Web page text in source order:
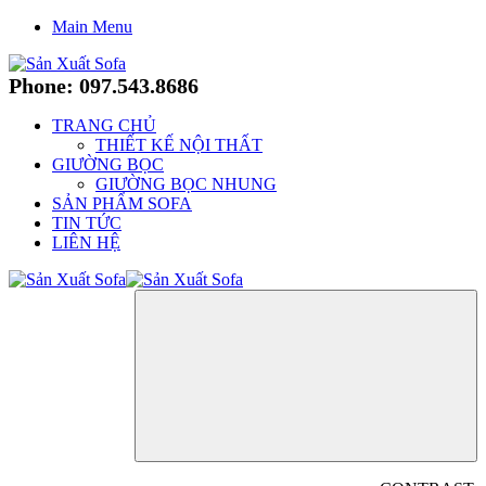
Main Menu
Phone: 097.543.8686
TRANG CHỦ
THIẾT KẾ NỘI THẤT
GIƯỜNG BỌC
GIƯỜNG BỌC NHUNG
SẢN PHẨM SOFA
TIN TỨC
LIÊN HỆ